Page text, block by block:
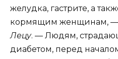
желудка, гастрите, а
кормящим женщинам, —
Лецу. — Людям,
диабетом, перед